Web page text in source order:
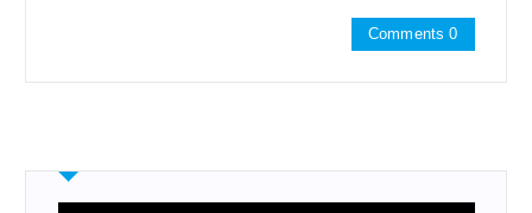
Comments 0